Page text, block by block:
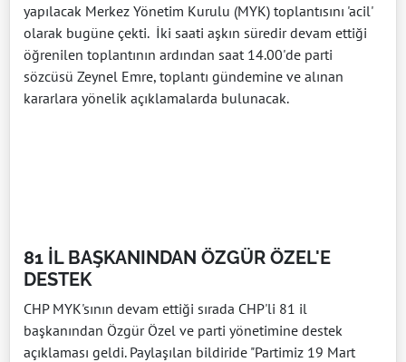
yapılacak Merkez Yönetim Kurulu (MYK) toplantısını 'acil'
olarak bugüne çekti. İki saati aşkın süredir devam ettiği
öğrenilen toplantının ardından saat 14.00'de parti
sözcüsü Zeynel Emre, toplantı gündemine ve alınan
kararlara yönelik açıklamalarda bulunacak.
81 İL BAŞKANINDAN ÖZGÜR ÖZEL'E
DESTEK
CHP MYK'sının devam ettiği sırada CHP'li 81 il
başkanından Özgür Özel ve parti yönetimine destek
açıklaması geldi. Paylaşılan bildiride "Partimiz 19 Mart